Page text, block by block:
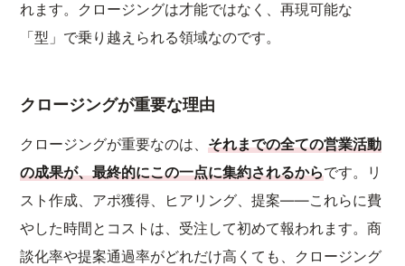
れます。クロージングは才能ではなく、再現可能な
「型」で乗り越えられる領域なのです。
クロージングが重要な理由
クロージングが重要なのは、それまでの全ての営業活動
の成果が、最終的にこの一点に集約されるからです。リ
スト作成、アポ獲得、ヒアリング、提案——これらに費
やした時間とコストは、受注して初めて報われます。商
談化率や提案通過率がどれだけ高くても、クロージング